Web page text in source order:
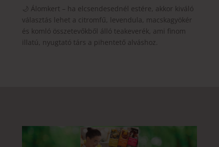
🌙 Álomkert – ha elcsendesednél estére, akkor kiváló
választás lehet a citromfű, levendula, macskagyökér
és komló összetevőkből álló teakeverék, ami finom
illatú, nyugtató társ a pihentető alváshoz.